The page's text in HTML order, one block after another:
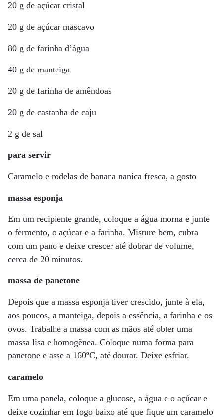
20 g de açúcar cristal
20 g de açúcar mascavo
80 g de farinha d’água
40 g de manteiga
20 g de farinha de amêndoas
20 g de castanha de caju
2 g de sal
para servir
Caramelo e rodelas de banana nanica fresca, a gosto
massa esponja
Em um recipiente grande, coloque a água morna e junte
o fermento, o açúcar e a farinha. Misture bem, cubra
com um pano e deixe crescer até dobrar de volume,
cerca de 20 minutos.
massa de panetone
Depois que a massa esponja tiver crescido, junte à ela,
aos poucos, a manteiga, depois a essência, a farinha e os
ovos. Trabalhe a massa com as mãos até obter uma
massa lisa e homogênea. Coloque numa forma para
panetone e asse a 160ºC, até dourar. Deixe esfriar.
caramelo
Em uma panela, coloque a glucose, a água e o açúcar e
deixe cozinhar em fogo baixo até que fique um caramelo